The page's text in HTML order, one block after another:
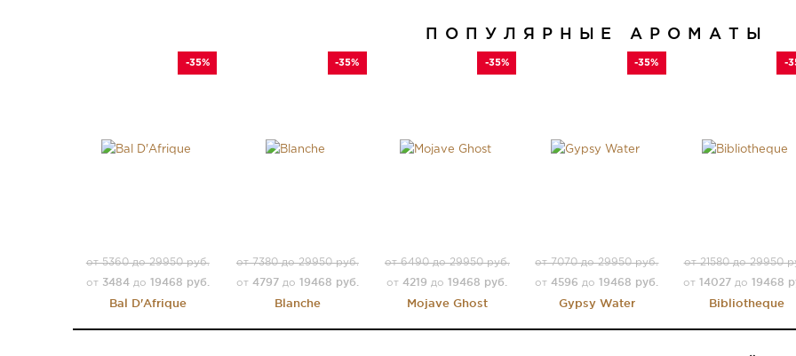
ПОПУЛЯРНЫЕ АРОМАТЫ
-35%
от 5360 до 29950 руб.
от 3484до 19468 руб.
Bal D'Afrique
-35%
от 7380 до 29950 руб.
от 4797до 19468 руб.
Blanche
-35%
от 6490 до 29950 руб.
от4219 до19468 руб.
Mojave Ghost
-35%
от 7070 до 29950 руб.
от4596 до19468 руб.
Gypsy Water
-
от 21580 до 29950
от 14027до 19468
Bibliotheque